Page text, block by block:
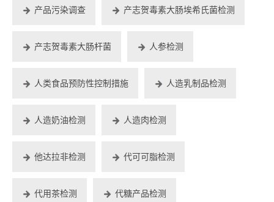
产品污染调查 产志贺毒素大肠埃希氏菌检测
产志贺毒素大肠杆菌 人参检测
人类食品预防性控制措施 人造乳制品检测
人造奶油检测 人造肉检测
他达拉非检测 代可可脂检测
代用茶检测 代糖产品检测